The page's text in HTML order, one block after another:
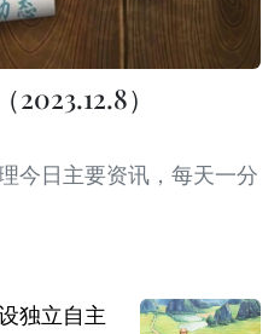
）
今日主要资讯，每天一分
独立自主